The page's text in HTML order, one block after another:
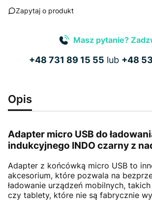
Zapytaj o produkt
Masz pytanie?
+48 731 89 15 55 lub +48
Opis
Adapter micro USB do
indukcyjnego INDO czarny z
Adapter z końcówką micro USB to
akcesorium, które pozwala na
ładowanie urządzeń mobilnych,
czy tablety, które nie są fabrycznie